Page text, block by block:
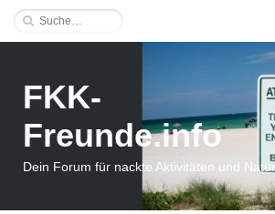
FKK-
Freunde.info
Dein Forum für nackte Aktivitäten und